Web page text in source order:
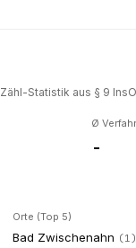
Statistik aus § 9
Ø
-
Orte (Top 5)
Bad Zwischenahn (1)